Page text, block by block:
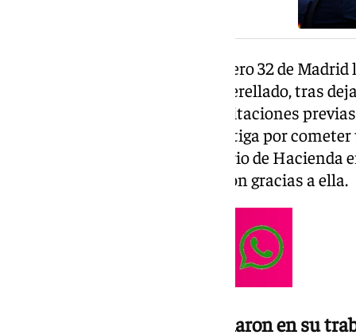
El Juzgado de Instrucción número 32 de
las 12.45 horas en calidad de querellado, tras
porque no había respondido a citaciones
jurídicas. Al agitador se le investiga por
que un funcionario del Ministerio de Hacienda
Montero y había salido de prisión gracias a ella.
Agentes de policía se personaron en su